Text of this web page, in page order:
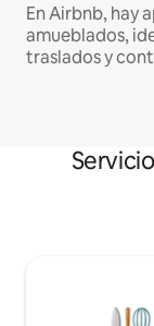
En Airbnb, hay
amueblados,
traslados y